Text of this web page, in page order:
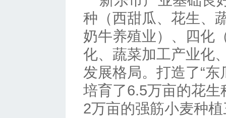
种（西甜瓜、花生、
奶牛养殖业）、四化
化、蔬菜加工产业化
发展格局。打造了“
培育了6.5万亩的花
2万亩的强筋小麦种